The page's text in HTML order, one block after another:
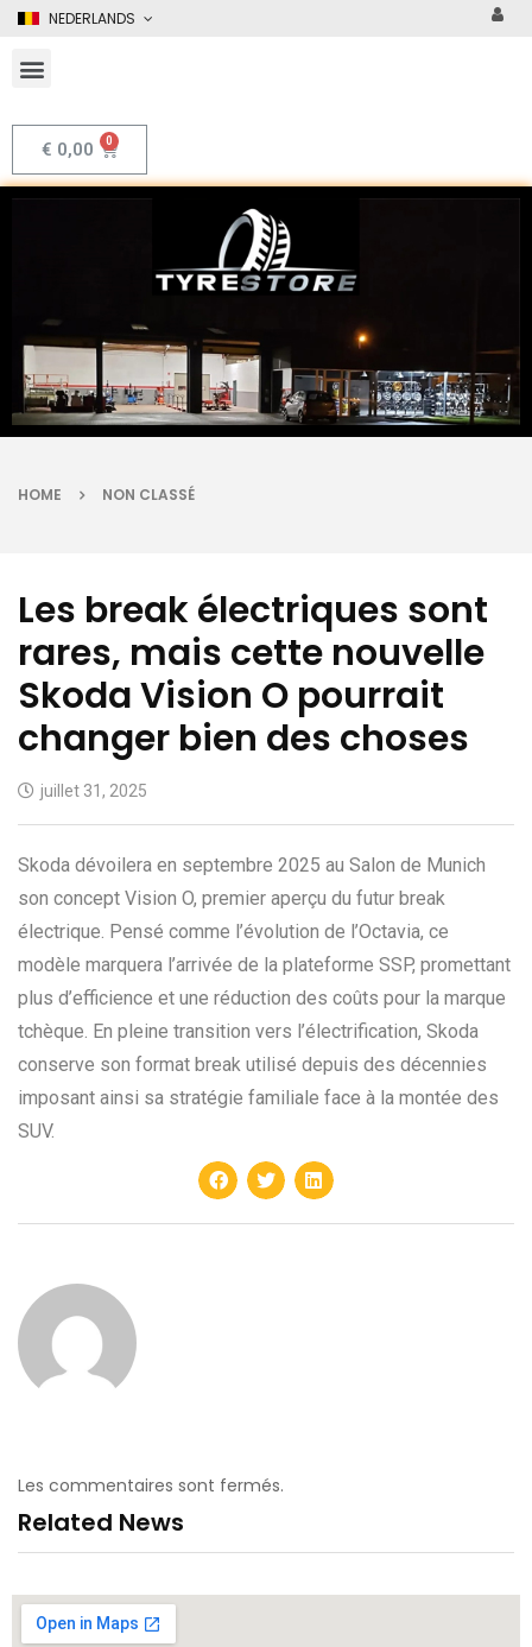
NEDERLANDS
€ 0,00
HOME NON CLASSÉ
Les break électriques sont
rares, mais cette nouvelle
Skoda Vision O pourrait
changer bien des choses
juillet 31, 2025
Skoda dévoilera en septembre 2025 au Salon de Munich
son concept Vision O, premier aperçu du futur break
électrique. Pensé comme l’évolution de l’Octavia, ce
modèle marquera l’arrivée de la plateforme SSP, promettant
plus d’efficience et une réduction des coûts pour la marque
tchèque. En pleine transition vers l’électrification, Skoda
conserve son format break utilisé depuis des décennies
imposant ainsi sa stratégie familiale face à la montée des
SUV.
Les commentaires sont fermés.
Related News